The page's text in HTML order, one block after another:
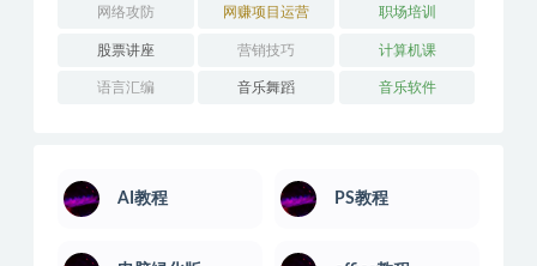
网络攻防 网赚项目运营 职场培训
股票讲座 营销技巧 计算机课
语言汇编 音乐舞蹈 音乐软件
AI教程 PS教程